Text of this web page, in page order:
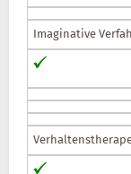
Imaginative